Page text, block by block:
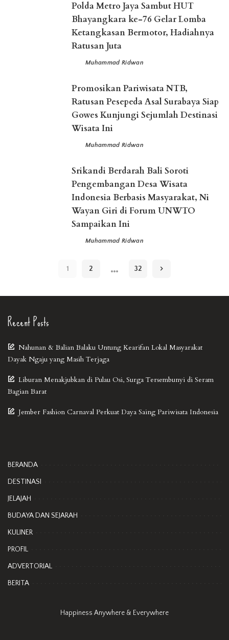
Polda Metro Jaya Sambut HUT
Bhayangkara ke-76 Gelar Lomba
Ketangkasan Bermotor, Hadiahnya
Ratusan Juta
PostedMuhammad Ridwan
Promosikan Pariwisata NTB,
Ratusan Pesepeda Asal Surabaya Siap
Gowes Kunjungi Sejumlah Destinasi
Wisata Ini
PostedMuhammad Ridwan
Srikandi Berdarah Bali Soroti
Pengembangan Desa Wisata
Indonesia Berbasis Masyarakat, Ni
Wayan Giri di Forum UNWTO
Sampaikan Ini
PostedMuhammad Ridwan
1 2 … 32
Recent Posts
Nahunan & Balian Balaku Untung Kearifan Lokal Masyarakat
Dayak Ngaju yang Masih Terjaga
Liburan Menakjubkan di Pulau Osi, Surga Tersembunyi di Seram
Bagian Barat
Jember Fashion Carnaval Perkuat Daya Saing Pariwisata Indonesia
BERANDA
DESTINASI
JELAJAH
BUDAYA DAN SEJARAH
KULINER
PROFIL
ADVERTORIAL
BERITA
Happiness Anywhere & Everywhere